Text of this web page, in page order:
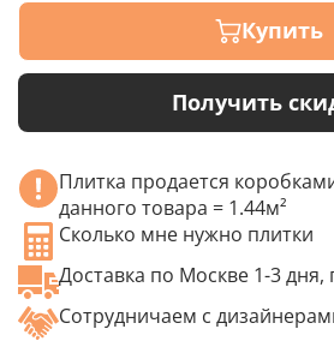
Купить
Получить
Плитка продается
данного товара = 1.44м²
Сколько мне нужно плитки
Доставка по Москве 1-3 дня,
Сотрудничаем с